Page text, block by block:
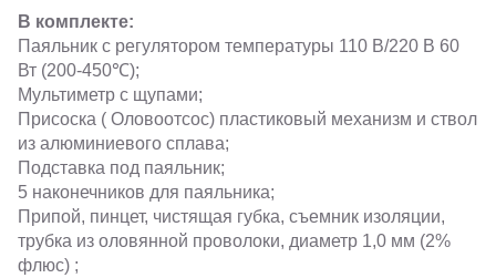
В комплекте:
Паяльник с регулятором температуры 110 В/220 В 60
Вт (200-450℃);
Мультиметр с щупами;
Присоска ( Оловоотсос) пластиковый механизм и ствол
из алюминиевого сплава;
Подставка под паяльник;
5 наконечников для паяльника;
Припой, пинцет, чистящая губка, съемник изоляции,
трубка из оловянной проволоки, диаметр 1,0 мм (2%
флюс) ;